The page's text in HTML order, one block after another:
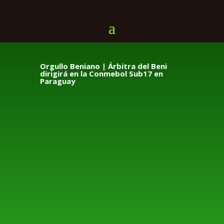
Orgullo Beniano | Árbitra del Beni
dirigirá en la Conmebol Sub17 en
Paraguay